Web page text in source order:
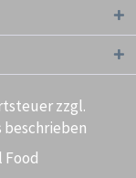
zzgl.
beschrieben